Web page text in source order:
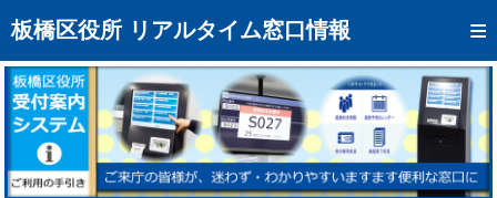
板橋区役所 リアルタイム窓口情報
トップページへ
混雑予想カレンダー
リアルタイム混雑状況
リアルタイム受付番号状況